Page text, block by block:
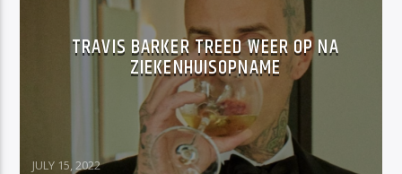
TRAVIS BARKER TREED WEER OP NA
ZIEKENHUISOPNAME
JULY 15, 2022